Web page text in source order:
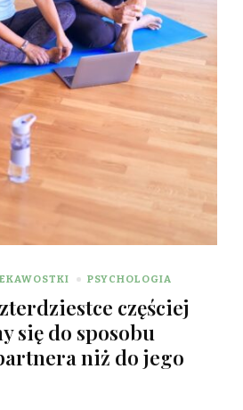
PSYCHOLOGIA
częściej
się do sposobu
niż do jego